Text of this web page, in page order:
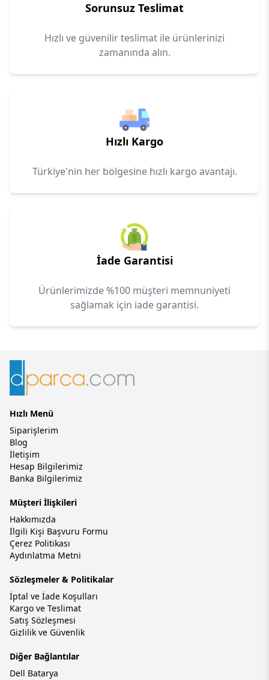
Sorunsuz Teslimat
Hızlı ve güvenilir teslimat ile ürünlerinizi
zamanında alın.
Hızlı Kargo
Türkiye'nin her bölgesine hızlı kargo avantajı.
İade Garantisi
Ürünlerimizde %100 müşteri memnuniyeti
sağlamak için iade garantisi.
Hızlı Menü
Siparişlerim
Blog
İletişim
Hesap Bilgilerimiz
Banka Bilgilerimiz
Müşteri İlişkileri
Hakkımızda
İlgili Kişi Başvuru Formu
Çerez Politikası
Aydınlatma Metni
Sözleşmeler & Politikalar
İptal ve İade Koşulları
Kargo ve Teslimat
Satış Sözleşmesi
Gizlilik ve Güvenlik
Diğer Bağlantılar
Dell Batarya